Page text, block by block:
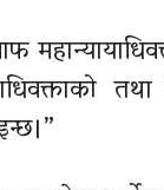
तथा